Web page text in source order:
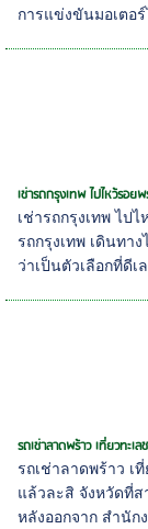
การแข่งขันมอเตอร์
เช่ารถกรุงเทพ ไปไหว้รอ
เช่ารถกรุงเทพ ไป
รถกรุงเทพ เดินทา
ว่าเป็นตัวเลือกที่ดีเ
รถเช่าลาดพร้าว เที่ยวทะเล
รถเช่าลาดพร้าว เ
แล้วละสิ จังหวัดที่ส
หลังออกจาก สำนัก